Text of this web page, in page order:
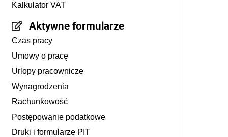
Kalkulator VAT
Aktywne formularze
Czas pracy
Umowy o pracę
Urlopy pracownicze
Wynagrodzenia
Rachunkowość
Postępowanie podatkowe
Druki i formularze PIT